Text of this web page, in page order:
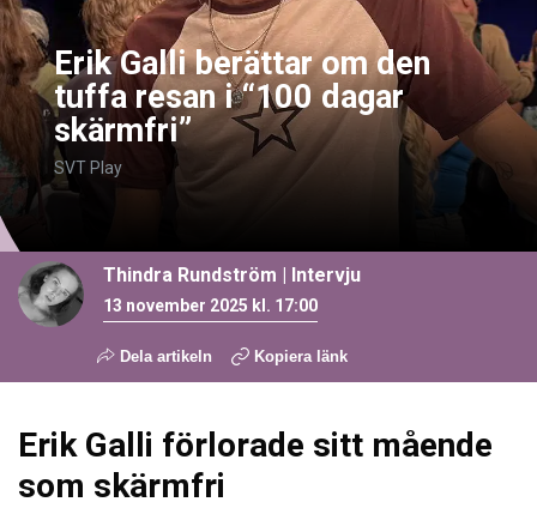
Erik Galli berättar om den
tuffa resan i “100 dagar
skärmfri”
SVT Play
Thindra Rundström | Intervju
13 november 2025 kl. 17:00
Dela artikeln Kopiera länk
Erik Galli förlorade sitt mående
som skärmfri